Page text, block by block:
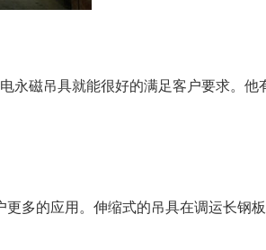
磁吊具就能很好的满足客户要求。他
多的应用。伸缩式的吊具在调运长钢